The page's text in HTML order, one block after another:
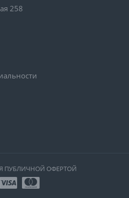
258
ПУБЛИЧНОЙ ОФЕРТОЙ